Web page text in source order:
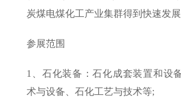
炭煤电煤化工产业集群得到快速发展
参展范围
1、石化装备：石化成套装置和设
术与设备、石化工艺与技术等;